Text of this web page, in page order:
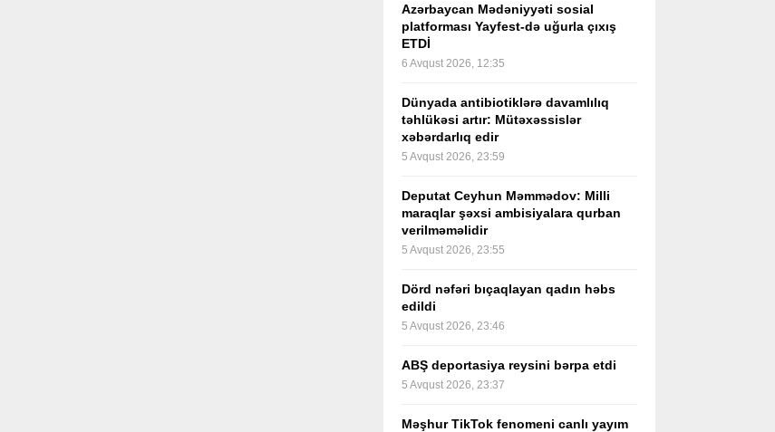
Azərbaycan Mədəniyyəti sosial
platforması Yayfest-də uğurla çıxış
ETDİ
6 Avqust 2026, 12:35
Dünyada antibiotiklərə davamlılıq
təhlükəsi artır: Mütəxəssislər
xəbərdarlıq edir
5 Avqust 2026, 23:59
Deputat Ceyhun Məmmədov: Milli
maraqlar şəxsi ambisiyalara qurban
verilməməlidir
5 Avqust 2026, 23:55
Dörd nəfəri bıçaqlayan qadın həbs
edildi
5 Avqust 2026, 23:46
ABŞ deportasiya reysini bərpa etdi
5 Avqust 2026, 23:37
Məşhur TikTok fenomeni canlı yayım